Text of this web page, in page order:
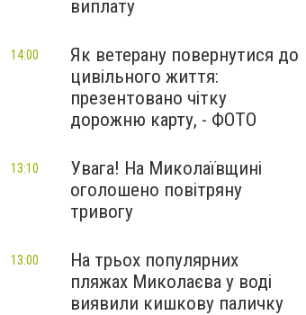
виплату
Як ветерану повернутися до
цивільного життя:
презентовано чітку
дорожню карту, - ФОТО
14:00
Увага! На Миколаївщині
оголошено повітряну
тривогу
13:10
На трьох популярних
пляжах Миколаєва у воді
виявили кишкову паличку
13:00